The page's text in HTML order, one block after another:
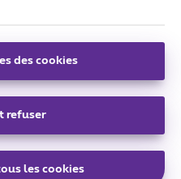
1030 Bruxelles.
des cookies
refuser
les cookies